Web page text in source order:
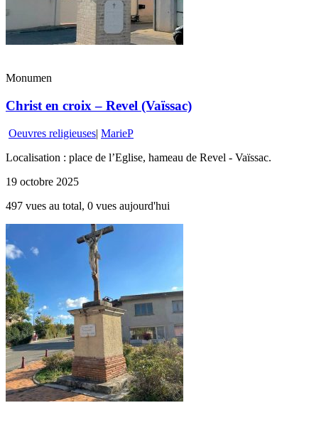
Monumen
Christ en croix – Revel (Vaïssac)
Oeuvres religieuses| MarieP
Localisation : place de l’Eglise, hameau de Revel - Vaïssac.
19 octobre 2025
497 vues au total, 0 vues aujourd'hui